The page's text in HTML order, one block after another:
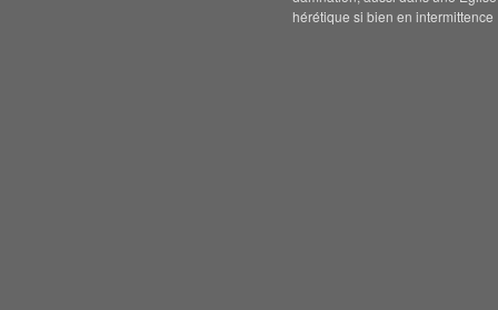
hérétique si bien en intermittence